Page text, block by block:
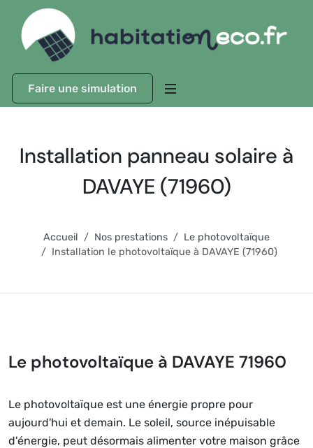
Faire une simulation
Installation panneau solaire à
DAVAYE (71960)
Accueil Nos prestations
Le photovoltaïque
Installation le photovoltaïque à DAVAYE (71960)
Le photovoltaïque à DAVAYE 71960
Le photovoltaïque est une énergie propre pour
aujourd'hui et demain. Le soleil, source inépuisable
d'énergie, peut désormais alimenter votre maison grâce